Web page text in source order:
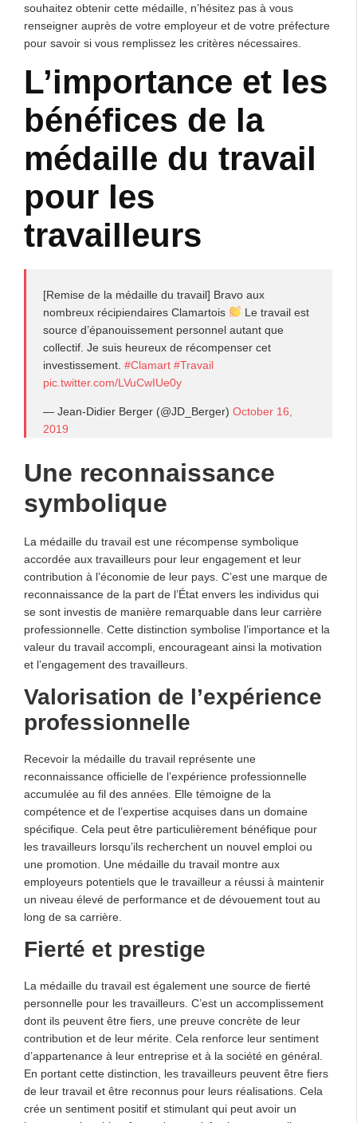
souhaitez obtenir cette médaille, n’hésitez pas à vous
renseigner auprès de votre employeur et de votre préfecture
pour savoir si vous remplissez les critères nécessaires.
L’importance et les
bénéfices de la
médaille du travail
pour les
travailleurs
[Remise de la médaille du travail] Bravo aux
nombreux récipiendaires Clamartois
Le travail est
source d’épanouissement personnel autant que
collectif. Je suis heureux de récompenser cet
investissement. #Clamart #Travail
pic.twitter.com/LVuCwIUe0y
— Jean-Didier Berger (@JD_Berger) October 16,
2019
Une reconnaissance
symbolique
La médaille du travail est une récompense symbolique
accordée aux travailleurs pour leur engagement et leur
contribution à l’économie de leur pays. C’est une marque de
reconnaissance de la part de l’État envers les individus qui
se sont investis de manière remarquable dans leur carrière
professionnelle. Cette distinction symbolise l’importance et la
valeur du travail accompli, encourageant ainsi la motivation
et l’engagement des travailleurs.
Valorisation de l’expérience
professionnelle
Recevoir la médaille du travail représente une
reconnaissance officielle de l’expérience professionnelle
accumulée au fil des années. Elle témoigne de la
compétence et de l’expertise acquises dans un domaine
spécifique. Cela peut être particulièrement bénéfique pour
les travailleurs lorsqu’ils recherchent un nouvel emploi ou
une promotion. Une médaille du travail montre aux
employeurs potentiels que le travailleur a réussi à maintenir
un niveau élevé de performance et de dévouement tout au
long de sa carrière.
Fierté et prestige
La médaille du travail est également une source de fierté
personnelle pour les travailleurs. C’est un accomplissement
dont ils peuvent être fiers, une preuve concrète de leur
contribution et de leur mérite. Cela renforce leur sentiment
d’appartenance à leur entreprise et à la société en général.
En portant cette distinction, les travailleurs peuvent être fiers
de leur travail et être reconnus pour leurs réalisations. Cela
crée un sentiment positif et stimulant qui peut avoir un